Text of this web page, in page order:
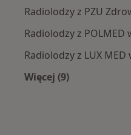
Radiolodzy z PZU
Radiolodzy z POLMED
Radiolodzy z LUX MED
Więcej (9)